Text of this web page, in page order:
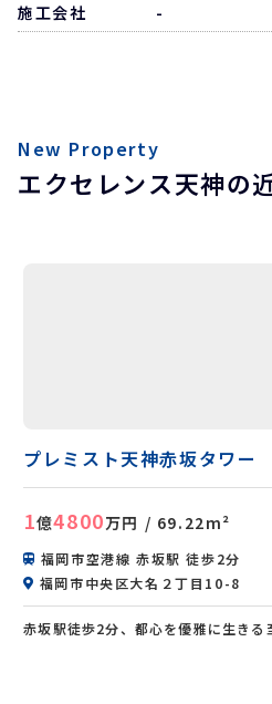
施工会社
-
New Property
エクセレンス天神の
プレミスト天神赤坂タワー
1億4800万円 / 69.22m²
福岡市空港線 赤坂駅 徒歩2分
福岡市中央区大名２丁目10-8
赤坂駅徒歩2分、都心を優雅に生きる